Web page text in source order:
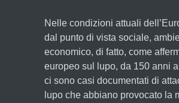
Nelle condizioni attuali
dal punto di vista sociale,
economico, di fatto, come
europeo sul lupo, da 150 anni
ci sono casi documentati di
lupo che abbiano provocato la